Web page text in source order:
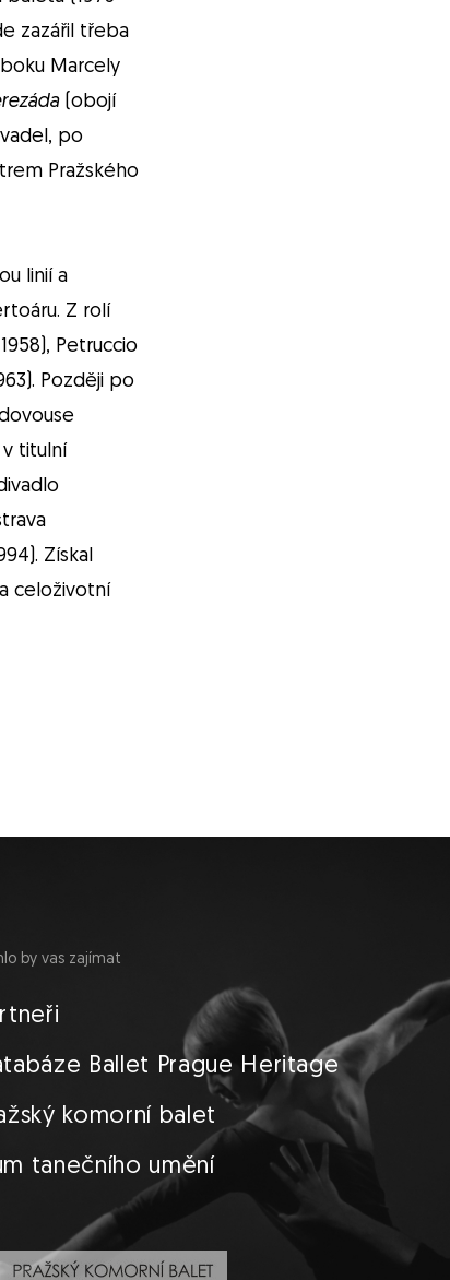
zazářil třeba
Marcely
(obojí
po
Pražského
linií a
Z rolí
Petruccio
Později po
v titulní
Získal
celoživotní
by vas zajímat
Ballet Prague Heritage
komorní balet
tanečního umění